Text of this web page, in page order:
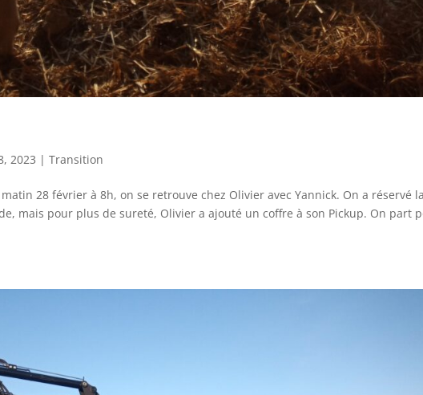
2023 | Transition
28 février à 8h, on se retrouve chez Olivier avec Yannick. On a réservé
mais pour plus de sureté, Olivier a ajouté un coffre à son Pickup. On part